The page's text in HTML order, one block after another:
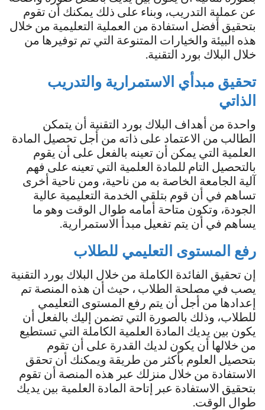
عن عملية التدريب، وبناء على ذلك يمكنك أن تقوم
بتحقيق أفضل استفادة من العملية التعليمية من خلال
هذه البيئة والخيارات المتنوعة التي تم توفيرها من
خلال البلاك بورد التقنية.
تحقيق مبدأي الاستمرارية والتدريب
الذاتي
واحدة من أهداف البلاك بورد التقنية أن يتمكن
الطالب من الاعتماد على ذاته من أجل تحصيل المادة
العلمية التي يمكن أن تعينه بالفعل على أن يقوم
بالتحصيل التام للمادة العلمية التي تعينه على فهم
آلية الجامعة الخاصة به من ناحية، ومن ناحية أخرى
تساهم في أن قوم بتلقي الخدمة التعليمية عالية
الجودة، وتكون متاحة أمامه طوال الوقت وهو ما
يساهم في أن يتم تفعيل مبدأ الاستمرارية.
رفع المستوى التعليمي للطلاب
إن تحقيق الفائدة الكاملة من خلال البلاك بورد التقنية
يصب في مصلحة الطلاب ، حيث أن هذه المنصة تم
إعدادها من أجل أن يتم رفع المستوى التعليمي
للطلاب، وذلك بالصورة التي تضمن إليك بالفعل أن
يكون بين يديك المادة العلمية الكاملة التي تستطيع
من خلالها أن يكون لديك القدرة على أن تقوم
بتحصيل العلوم بأكثر من طريقة ويمكنك أن تحقق
الاستفادة من خلال منزلك عبر هذه المنصة أن تقوم
بتحقيق الاستفادة عبر إتاحة المادة العلمية بين يديك
طوال الوقت.